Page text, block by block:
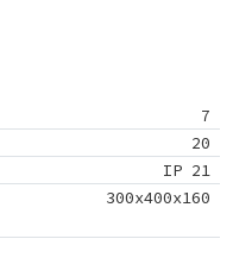
7
20
IP 21
300х400х160